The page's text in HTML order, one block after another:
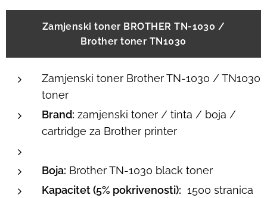
Zamjenski toner BROTHER TN-1030 /
Brother toner TN1030
Zamjenski toner Brother TN-1030 / TN1030
toner
Brand: zamjenski toner / tinta / boja /
cartridge za Brother printer
Boja: Brother TN-1030 black toner
Kapacitet (5% pokrivenosti): 1500 stranica